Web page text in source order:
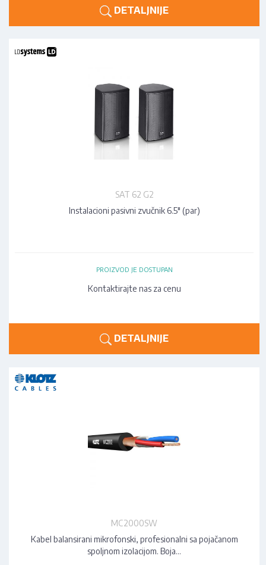
DETALJNIJE
SAT 62 G2
Instalacioni pasivni zvučnik 6.5" (par)
PROIZVOD JE DOSTUPAN
Kontaktirajte nas za cenu
DETALJNIJE
MC2000SW
Kabel balansirani mikrofonski, profesionalni sa pojačanom
spoljnom izolacijom. Boja…